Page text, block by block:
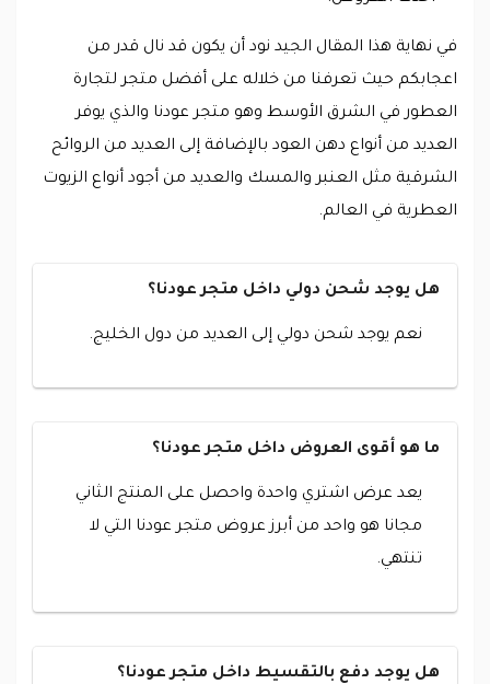
في نهاية هذا المقال الجيد نود أن يكون قد نال قدر من
اعجابكم حيث تعرفنا من خلاله على أفضل متجر لتجارة
العطور في الشرق الأوسط وهو متجر عودنا والذي يوفر
العديد من أنواع دهن العود بالإضافة إلى العديد من الروائح
الشرقية مثل العنبر والمسك والعديد من أجود أنواع الزيوت
العطرية في العالم.
هل يوجد شحن دولي داخل متجر عودنا؟
نعم يوجد شحن دولي إلى العديد من دول الخليج.
ما هو أقوى العروض داخل متجر عودنا؟
يعد عرض اشتري واحدة واحصل على المنتج الثاني
مجانا هو واحد من أبرز عروض متجر عودنا التي لا
تنتهي.
هل يوجد دفع بالتقسيط داخل متجر عودنا؟